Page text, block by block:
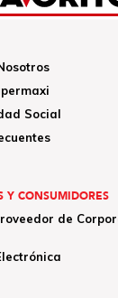
Social
Y CONSUMIDORES
de